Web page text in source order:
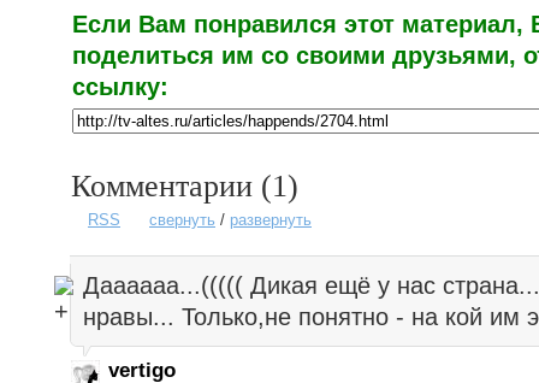
Если Вам понравился этот
поделиться им со своими друзьями,
ссылку:
Комментарии (1)
RSS свернуть / развернуть
Даааааа...((((( Дикая ещё у нас
нравы... Только,не понятно - на кой им
vertigo